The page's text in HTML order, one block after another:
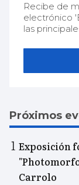
Recibe de
electrónico
las
Próximos
Exposición
Carrolo